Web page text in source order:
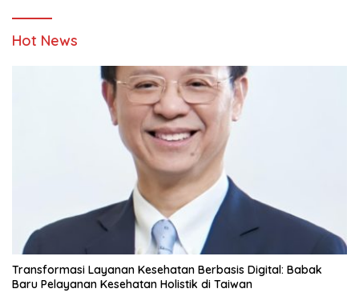
Hot News
Transformasi Layanan Kesehatan Berbasis Digital: Babak
Baru Pelayanan Kesehatan Holistik di Taiwan